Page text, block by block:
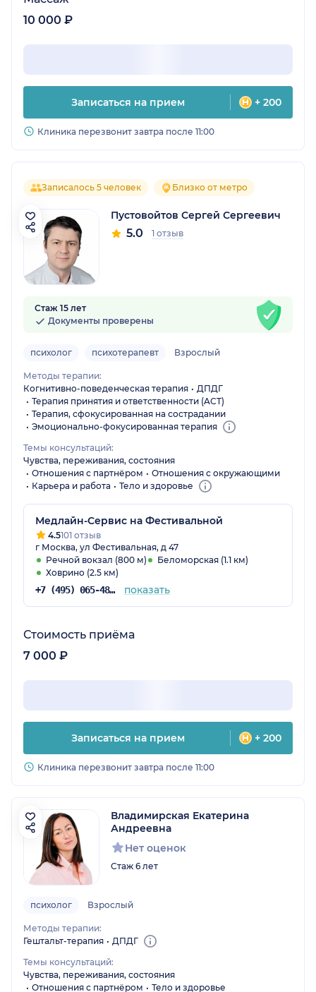
10 000 ₽
Записаться на прием + 200
Клиника перезвонит завтра после 11:00
Записалось 5 человек Близко от метро
Пустовойтов Сергей Сергеевич
5.0 1 отзыв
Стаж 15 лет
Документы проверены
психолог психотерапевт Взрослый
Методы терапии:
Когнитивно-поведенческая терапия
ДПДГ
Терапия принятия и ответственности (ACT)
Терапия, сфокусированная на сострадании
Эмоционально-фокусированная терапия
Темы консультаций:
Чувства, переживания, состояния
Отношения с партнёром
Отношения с окружающими
Карьера и работа
Тело и здоровье
Медлайн-Сервис на Фестивальной
4.5101 отзыв
г Москва, ул Фестивальная, д 47
Речной вокзал (800 м)
Беломорская (1.1 км)
Ховрино (2.5 км)
+7 (495) 065-48-87 показать
Стоимость приёма
7 000 ₽
Записаться на прием + 200
Клиника перезвонит завтра после 11:00
Владимирская Екатерина
Андреевна
Нет оценок
Стаж 6 лет
психолог Взрослый
Методы терапии:
Гештальт-терапия
ДПДГ
Темы консультаций:
Чувства, переживания, состояния
Отношения с партнёром
Тело и здоровье